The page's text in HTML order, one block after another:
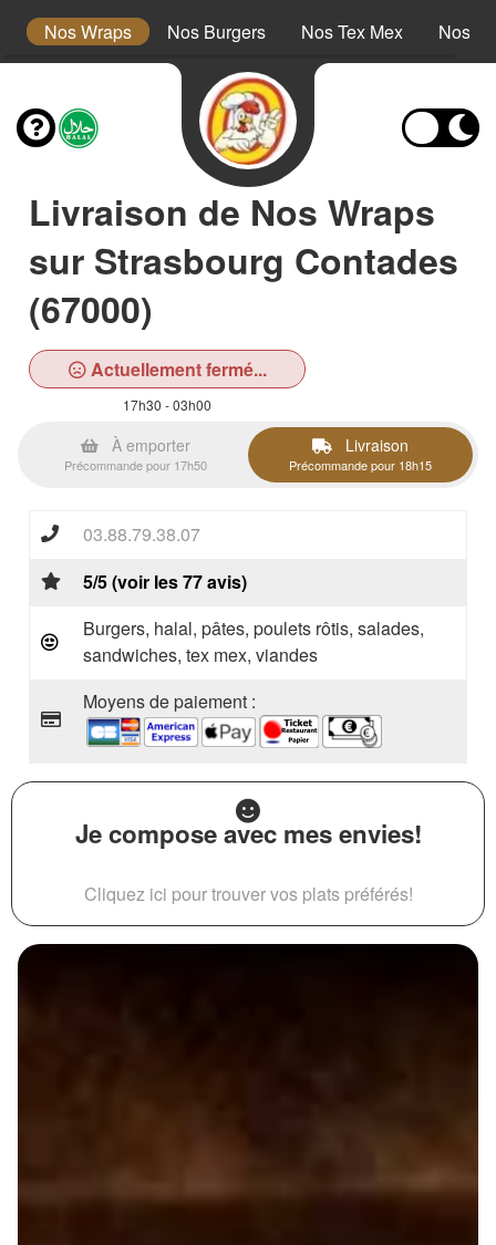
Nos Wraps Nos Burgers Nos Tex Mex Nos
Livraison de Nos Wraps
sur Strasbourg Contades
(67000)
Actuellement fermé...
17h30 - 03h00
À emporter
Précommande pour 17h50
Livraison
Précommande pour 18h15
03.88.79.38.07
5/5 (voir les 77 avis)
Burgers, halal, pâtes, poulets rôtis, salades,
sandwiches, tex mex, viandes
Moyens de paiement :
Je compose avec mes envies!
Cliquez ici pour trouver vos plats préférés!